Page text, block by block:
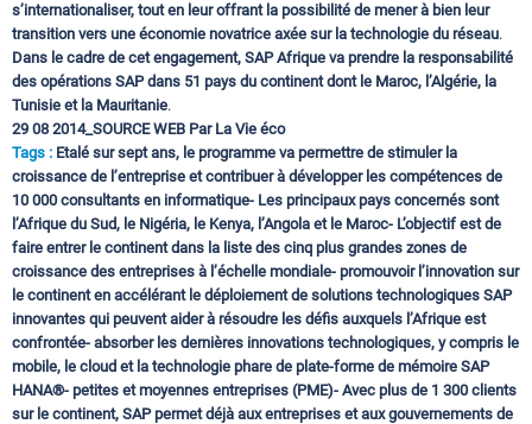
s’internationaliser, tout en leur offrant la possibilité de mener à bien leur
transition vers une économie novatrice axée sur la technologie du réseau.
Dans le cadre de cet engagement, SAP Afrique va prendre la responsabilité
des opérations SAP dans 51 pays du continent dont le Maroc, l’Algérie, la
Tunisie et la Mauritanie.
29 08 2014_SOURCE WEB Par La Vie éco
Tags : Etalé sur sept ans, le programme va permettre de stimuler la
croissance de l’entreprise et contribuer à développer les compétences de
10 000 consultants en informatique- Les principaux pays concernés sont
l’Afrique du Sud, le Nigéria, le Kenya, l’Angola et le Maroc- L’objectif est de
faire entrer le continent dans la liste des cinq plus grandes zones de
croissance des entreprises à l’échelle mondiale- promouvoir l’innovation sur
le continent en accélérant le déploiement de solutions technologiques SAP
innovantes qui peuvent aider à résoudre les défis auxquels l’Afrique est
confrontée- absorber les dernières innovations technologiques, y compris le
mobile, le cloud et la technologie phare de plate-forme de mémoire SAP
HANA®- petites et moyennes entreprises (PME)- Avec plus de 1 300 clients
sur le continent, SAP permet déjà aux entreprises et aux gouvernements de